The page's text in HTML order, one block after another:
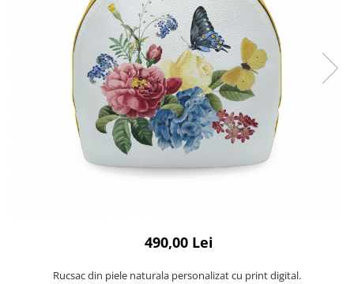
490,00 Lei
Rucsac din piele naturala personalizat cu print digital.